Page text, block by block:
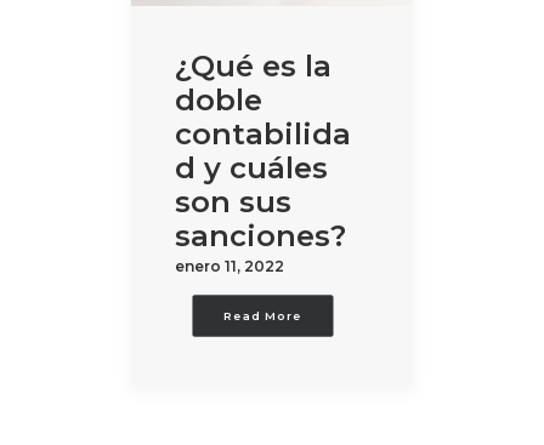
¿Qué es la
doble
contabilida
d y cuáles
son sus
sanciones?
enero 11, 2022
Read More